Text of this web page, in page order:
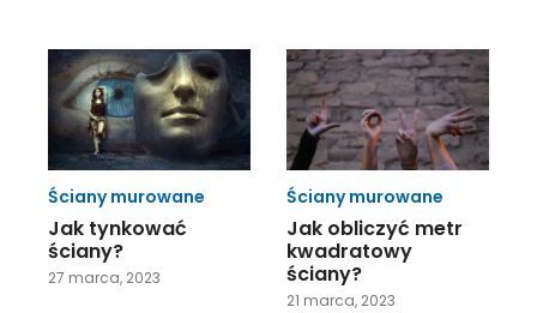
Ściany murowane
Jak tynkować
ściany?
27 marca, 2023
Ściany murowane
Jak obliczyć metr
kwadratowy
ściany?
21 marca, 2023